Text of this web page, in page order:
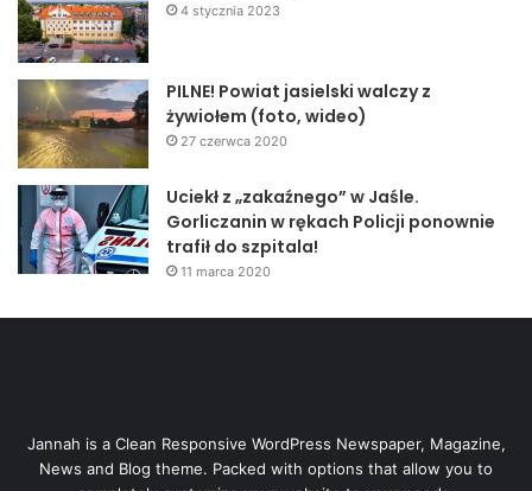
4 stycznia 2023
PILNE! Powiat jasielski walczy z
żywiołem (foto, wideo)
27 czerwca 2020
Uciekł z „zakaźnego” w Jaśle.
Gorliczanin w rękach Policji ponownie
trafił do szpitala!
11 marca 2020
Jannah is a Clean Responsive WordPress Newspaper, Magazine,
News and Blog theme. Packed with options that allow you to